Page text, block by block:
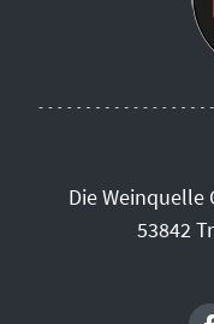
Die Weinquelle
53842